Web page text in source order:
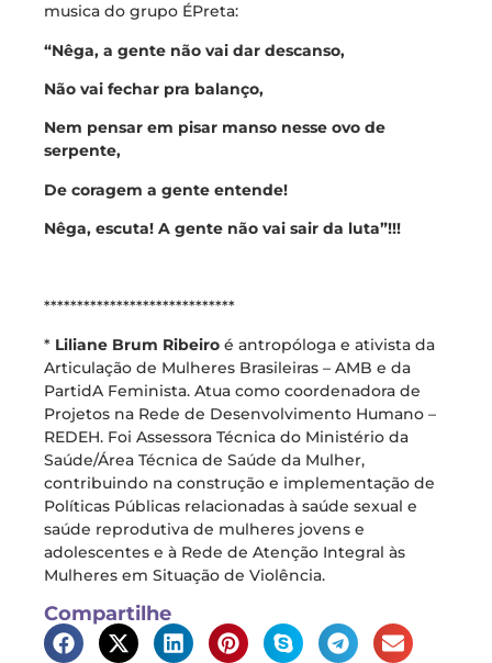
musica do grupo ÉPreta:
“Nêga, a gente não vai dar descanso,
Não vai fechar pra balanço,
Nem pensar em pisar manso nesse ovo de
serpente,
De coragem a gente entende!
Nêga, escuta! A gente não vai sair da luta”!!!
*****************************
* Liliane Brum Ribeiro é antropóloga e ativista da
Articulação de Mulheres Brasileiras – AMB e da
PartidA Feminista. Atua como coordenadora de
Projetos na Rede de Desenvolvimento Humano –
REDEH. Foi Assessora Técnica do Ministério da
Saúde/Área Técnica de Saúde da Mulher,
contribuindo na construção e implementação de
Políticas Públicas relacionadas à saúde sexual e
saúde reprodutiva de mulheres jovens e
adolescentes e à Rede de Atenção Integral às
Mulheres em Situação de Violência.
Compartilhe